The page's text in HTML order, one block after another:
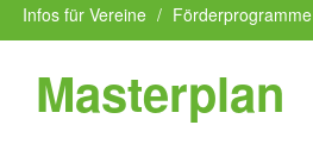
Infos für Vereine Förderprogramme
Masterplan